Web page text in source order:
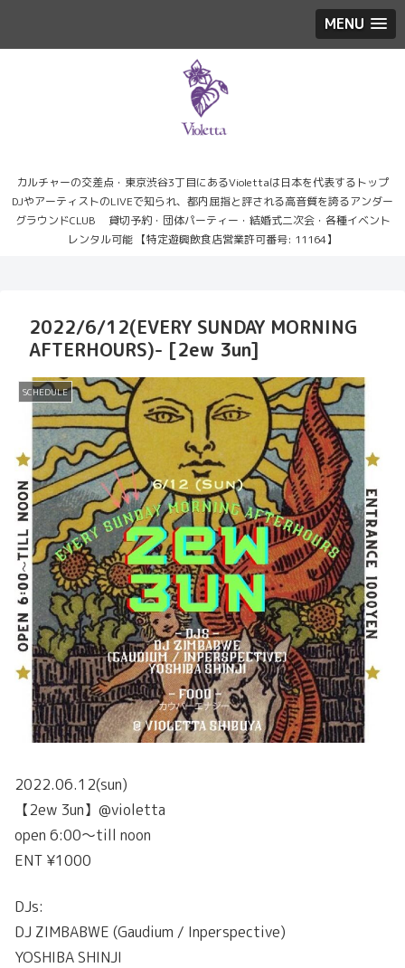
MENU
カルチャーの交差点・東京渋谷3丁目にあるViolettaは日本を代表するトップ
DJやアーティストのLIVEで知られ、都内屈指と評される高音質を誇るアンダー
グラウンドCLUB 貸切予約・団体パーティー・結婚式二次会・各種イベント
レンタル可能 【特定遊興飲食店営業許可番号: 11164】
2022/6/12(EVERY SUNDAY MORNING
AFTERHOURS)- [2ew 3un]
SCHEDULE
2022.06.12(sun)
【2ew 3un】@violetta
open 6:00〜till noon
ENT ¥1000
DJs:
DJ ZIMBABWE (Gaudium / Inperspective)
YOSHIBA SHINJI